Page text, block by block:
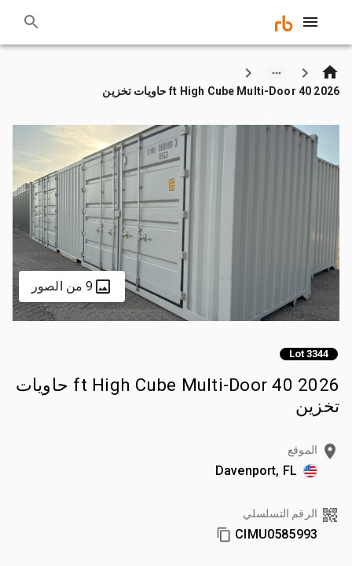
2026 40 ft High Cube Multi-Door حاويات تخزين
9 من الصور
Lot 3344
2026 40 ft High Cube Multi-Door حاويات
تخزين
الموقع
Davenport, FL
الرقم التسلسلي
CIMU0585993